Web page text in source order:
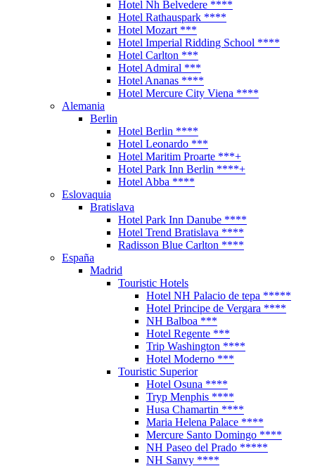
Hotel Nh Belvedere ****
Hotel Rathauspark ****
Hotel Mozart ***
Hotel Imperial Ridding School ****
Hotel Carlton ***
Hotel Admiral ***
Hotel Ananas ****
Hotel Mercure City Viena ****
Alemania
Berlin
Hotel Berlin ****
Hotel Leonardo ***
Hotel Maritim Proarte ***+
Hotel Park Inn Berlin ****+
Hotel Abba ****
Eslovaquia
Bratislava
Hotel Park Inn Danube ****
Hotel Trend Bratislava ****
Radisson Blue Carlton ****
España
Madrid
Touristic Hotels
Hotel NH Palacio de tepa *****
Hotel Principe de Vergara ****
NH Balboa ***
Hotel Regente ***
Trip Washington ****
Hotel Moderno ***
Touristic Superior
Hotel Osuna ****
Tryp Menphis ****
Husa Chamartin ****
Maria Helena Palace ****
Mercure Santo Domingo ****
NH Paseo del Prado *****
NH Sanvy ****